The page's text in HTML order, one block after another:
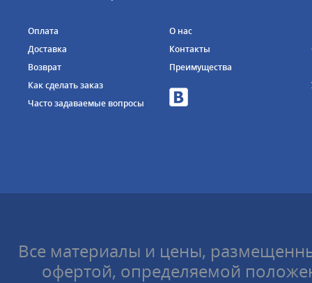
Оплата
Доставка
Возврат
Как сделать заказ
Часто задаваемые вопросы
О нас
Контакты
Преимущества
Все материалы и цены,
офертой, определяемой